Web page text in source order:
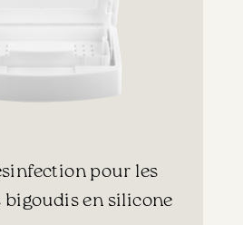
pour les
bigoudis en silicone